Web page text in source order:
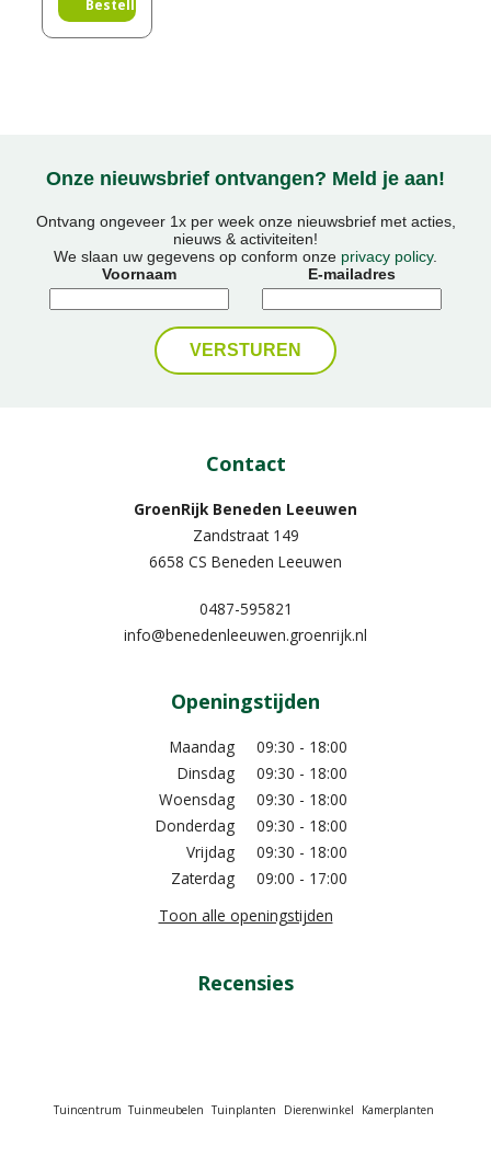
Bestellen
Onze nieuwsbrief ontvangen? Meld je aan!
Ontvang ongeveer 1x per week onze nieuwsbrief met acties,
nieuws & activiteiten!
We slaan uw gegevens op conform onze privacy policy.
Voornaam
E-mailadres
Contact
GroenRijk Beneden Leeuwen​
Zandstraat 149
6658 CS Beneden Leeuwen
0487-595821
info@benedenleeuwen.groenrijk.nl
Openingstijden
Maandag
09:30 - 18:00
Dinsdag
09:30 - 18:00
Woensdag
09:30 - 18:00
Donderdag
09:30 - 18:00
Vrijdag
09:30 - 18:00
Zaterdag
09:00 - 17:00
Toon alle openingstijden
Recensies
Tuincentrum Tuinmeubelen Tuinplanten Dierenwinkel Kamerplanten